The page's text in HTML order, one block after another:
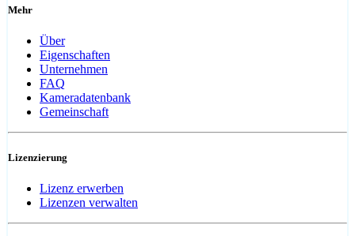
Mehr
Über
Eigenschaften
Unternehmen
FAQ
Kameradatenbank
Gemeinschaft
Lizenzierung
Lizenz erwerben
Lizenzen verwalten